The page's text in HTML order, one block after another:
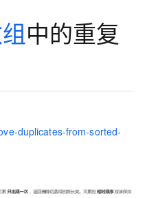
中的重复
duplicates-from-sorted-